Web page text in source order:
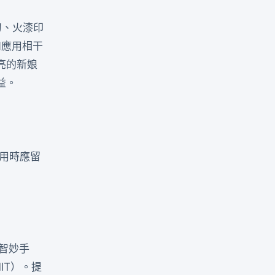
火漆印
用相干
的新娘
。
時應留
妙手
）。提